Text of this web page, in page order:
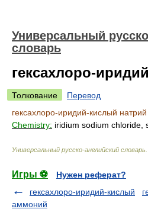
Универсальный
словарь
гексахлоро-
Толкование
Перевод
гексахлоро-иридий-кислый натрий
Chemistry: iridium sodium chloride,
Универсальный русско-английский словарь
Игры ⚽
Нужен реферат?
гексахлоро-иридий-кислый
аммоний